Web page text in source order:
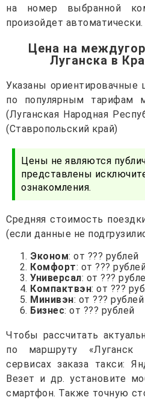
на номер выбранной
произойдет автоматически.
Цена на
Луганска в
Указаны ориентировачные
по популярным тарифам
(Луганская Народная
(Ставропольский край)
Цены не являются
представлены
ознакомления.
Средняя стоимость
(если данные не
Эконом: от ??? рублей
Комфорт: от ???
Универсал: от ???
Компактвэн: от ???
Минивэн: от ??? рублей
Бизнес: от ??? рублей
Чтобы рассчитать
по маршруту «Луганск
сервисах заказа такси:
Везет и др. установите
смартфон. Также точную